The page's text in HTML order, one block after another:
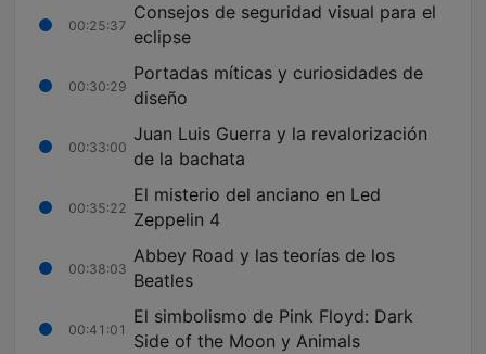
00:25:37
Consejos de seguridad visual para el
eclipse
00:30:29
Portadas míticas y curiosidades de
diseño
00:33:00
Juan Luis Guerra y la revalorización
de la bachata
00:35:22
El misterio del anciano en Led
Zeppelin 4
00:38:03
Abbey Road y las teorías de los
Beatles
00:41:01
El simbolismo de Pink Floyd: Dark
Side of the Moon y Animals